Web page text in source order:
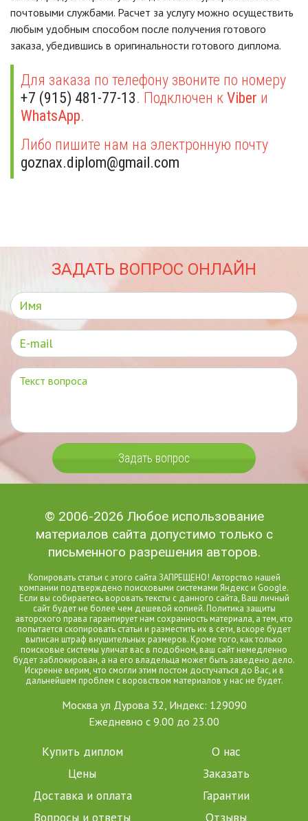
почтовыми службами. Расчет за услугу можно осуществить
любым удобным способом после получения готового
заказа, убедившись в оригинальности готового диплома.
Для заказа по телефону звоните по номеру
+7 (915) 481-77-13. Подключен к Viber и
WhatsApp.
Либо пишите нам на электронную почту
goznax.diplom@gmail.com
ЗАДАТЬ ВОПРОС ОНЛАЙН
Задать вопрос
© 2006-2026 Любое использование
материалов сайта допустимо только с
письменного разрешения авторов.
Копировать статьи с этого сайта ЗАПРЕЩЕНО! Авторство нашей
компании подтверждено поисковыми системами Яндекс и Google.
Если вы собираетесь воровать тексты с данного сайта, Ваш личный
сайт будет не более чем дешевой копией. Политика защиты
авторского права гарантирует нам сохранность материала, а тем, кто
попытается скопировать статьи и разместить их в сети, вскоре будет
выписан штраф внушительных размеров. Кроме того, как только
поисковые системы уличат вас в подобном, ваш сайт немедленно
будет заблокирован, а на его владельца может быть заведено дело.
Искренне верим, что смогли этим постом достучаться до Вас, и в
дальнейшем проблем с воровством материалов у нас не будет.
Москва ул Дурова 32, Индекс: 129090
Ежедневно с 9.00 до 23.00
Купить диплом
О нас
Цены
Заказать
Доставка и оплата
Гарантии
Вопросы и ответы
Отзывы